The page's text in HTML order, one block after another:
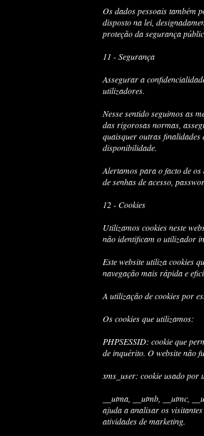
Os dados pessoais também
disposto na lei,
proteção da segurança
11 - Segurança
Assegurar a
utilizadores.
Nesse sentido seguimos as
das rigorosas normas,
quaisquer outras finalidades
disponibilidade.
Alertamos para o facto de
de senhas de acesso,
12 - Cookies
Utilizamos cookies neste
não identificam o utilizador
Este website utiliza cookies
navegação mais rápida e
A utilização de cookies por
Os cookies que utilizamos:
PHPSESSID: cookie que
de inquérito. O website não
xms_user: cookie usado por
__utma, __utmb, __utmc,
ajuda a analisar os
atividades de marketing.